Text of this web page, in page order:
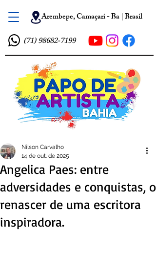
Arembepe, Camaçari - Ba | Brasil
(71) 98682-7199
Angelica Paes: entre
adversidades e conquistas, o
renascer de uma escritora
inspiradora.
Nilson Carvalho
14 de out. de 2025